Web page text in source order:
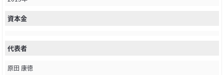
資本金
代表者
原田 康徳